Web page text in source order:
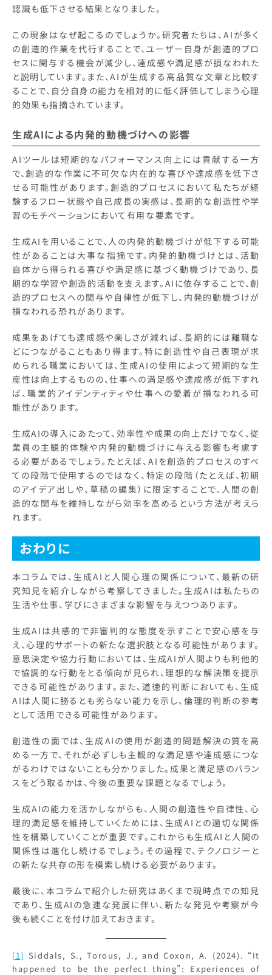
認識も低下させる結果となりました。
この現象はなぜ起こるのでしょうか。研究者たちは、AIが多く
の創造的作業を代行することで、ユーザー自身が創造的プロ
セスに関与する機会が減少し、達成感や満足感が損なわれた
と説明しています。また、AIが生成する高品質な文章と比較す
ることで、自分自身の能力を相対的に低く評価してしまう心理
的効果も指摘されています。
生成AIによる内発的動機づけへの影響
AIツールは短期的なパフォーマンス向上には貢献する一方
で、創造的な作業に不可欠な内在的な喜びや達成感を低下さ
せる可能性があります。創造的プロセスにおいて私たちが経
験するフロー状態や自己成長の実感は、長期的な創造性や学
習のモチベーションにおいて有用な要素です。
生成AIを用いることで、人の内発的動機づけが低下する可能
性があることは大事な指摘です。内発的動機づけとは、活動
自体から得られる喜びや満足感に基づく動機づけであり、長
期的な学習や創造的活動を支えます。AIに依存することで、創
造的プロセスへの関与や自律性が低下し、内発的動機づけが
損なわれる恐れがあります。
成果をあげても達成感や楽しさが減れば、長期的には離職な
どにつながることもあり得ます。特に創造性や自己表現が求
められる職業においては、生成AIの使用によって短期的な生
産性は向上するものの、仕事への満足感や達成感が低下すれ
ば、職業的アイデンティティや仕事への愛着が損なわれる可
能性があります。
生成AIの導入にあたって、効率性や成果の向上だけでなく、従
業員の主観的体験や内発的動機づけに与える影響も考慮す
る必要があるでしょう。たとえば、AIを創造的プロセスのすべ
ての段階で使用するのではなく、特定の段階（たとえば、初期
のアイデア出しや、草稿の編集）に限定することで、人間の創
造的な関与を維持しながら効率を高めるという方法が考えら
れます。
おわりに
本コラムでは、生成AIと人間心理の関係について、最新の研
究知見を紹介しながら考察してきました。生成AIは私たちの
生活や仕事、学びにさまざまな影響を与えつつあります。
生成AIは共感的で非審判的な態度を示すことで安心感を与
え、心理的サポートの新たな選択肢となる可能性があります。
意思決定や協力行動においては、生成AIが人間よりも利他的
で協調的な行動をとる傾向が見られ、理想的な解決策を提示
できる可能性があります。また、道徳的判断においても、生成
AIは人間に勝るとも劣らない能力を示し、倫理的判断の参考
として活用できる可能性があります。
創造性の面では、生成AIの使用が創造的問題解決の質を高
める一方で、それが必ずしも主観的な満足感や達成感につな
がるわけではないことも分かりました。成果と満足感のバラン
スをどう取るかは、今後の重要な課題となるでしょう。
生成AIの能力を活かしながらも、人間の創造性や自律性、心
理的満足感を維持していくためには、生成AIとの適切な関係
性を構築していくことが重要です。これからも生成AIと人間の
関係性は進化し続けるでしょう。その過程で、テクノロジーと
の新たな共存の形を模索し続ける必要があります。
最後に、本コラムで紹介した研究はあくまで現時点での知見
であり、生成AIの急速な発展に伴い、新たな発見や考察が今
後も続くことを付け加えておきます。
[1] Siddals, S., Torous, J., and Coxon, A. (2024). “It
happened to be the perfect thing”: Experiences of